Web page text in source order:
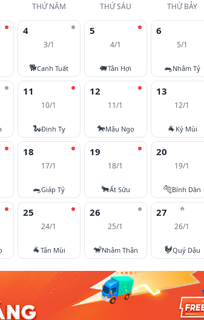
THỨ NĂM THỨ SÁU THỨ BẢY
4
3/1
🐕Canh Tuất
5
4/1
🐖Tân Hợi
6
5/1
🐀Nhâm Tý
11
10/1
🐍Đinh Tỵ
12
11/1
🐎Mậu Ngọ
13
12/1
🐐 Kỷ Mùi
18
17/1
🐀Giáp Tý
19
18/1
🐂Ất Sửu
20
19/1
🐅Bính Dần
25
24/1
🐐Tân Mùi
26
25/1
🐒Nhâm Thân
⭐
27
26/1
🐓Quý Dậu